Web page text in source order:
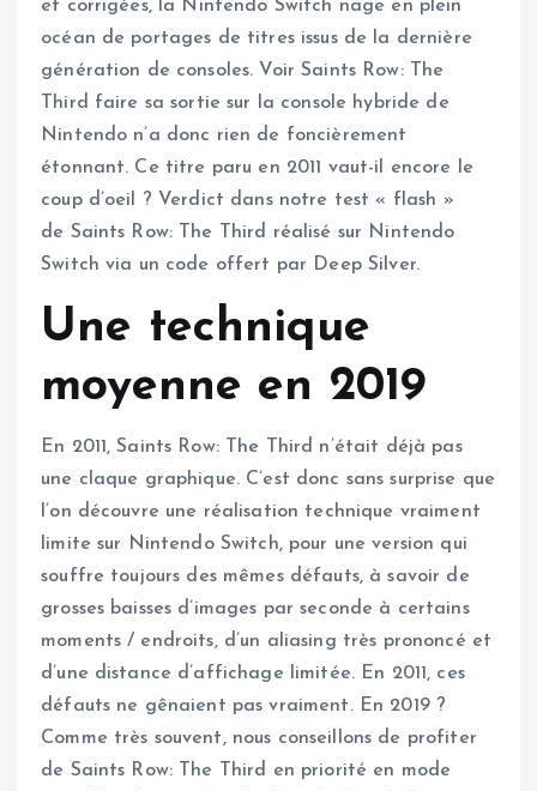
et corrigées, la Nintendo Switch nage en plein
océan de portages de titres issus de la dernière
génération de consoles. Voir Saints Row: The
Third faire sa sortie sur la console hybride de
Nintendo n’a donc rien de foncièrement
étonnant. Ce titre paru en 2011 vaut-il encore le
coup d’oeil ? Verdict dans notre test « flash »
de Saints Row: The Third réalisé sur Nintendo
Switch via un code offert par Deep Silver.
Une technique
moyenne en 2019
En 2011, Saints Row: The Third n’était déjà pas
une claque graphique. C’est donc sans surprise que
l’on découvre une réalisation technique vraiment
limite sur Nintendo Switch, pour une version qui
souffre toujours des mêmes défauts, à savoir de
grosses baisses d’images par seconde à certains
moments / endroits, d’un aliasing très prononcé et
d’une distance d’affichage limitée. En 2011, ces
défauts ne gênaient pas vraiment. En 2019 ?
Comme très souvent, nous conseillons de profiter
de Saints Row: The Third en priorité en mode